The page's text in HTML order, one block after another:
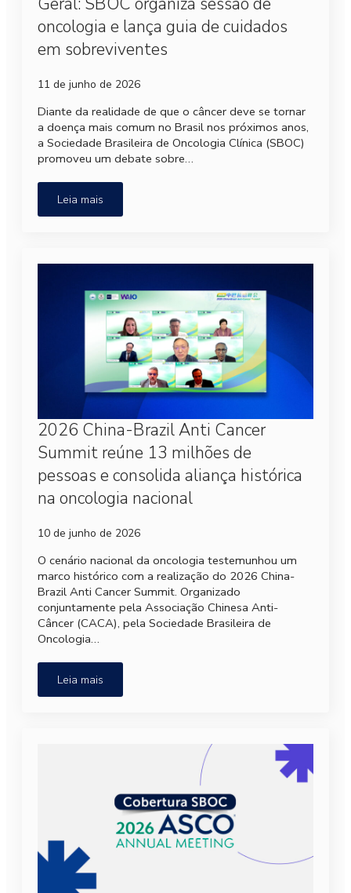
oncologia e lança guia de cuidados
em sobreviventes
11 de junho de 2026
Diante da realidade de que o câncer deve se tornar
a doença mais comum no Brasil nos próximos anos,
a Sociedade Brasileira de Oncologia Clínica (SBOC)
promoveu um debate sobre…
Leia mais
2026 China-Brazil Anti Cancer
Summit reúne 13 milhões de
pessoas e consolida aliança histórica
na oncologia nacional
10 de junho de 2026
O cenário nacional da oncologia testemunhou um
marco histórico com a realização do 2026 China-
Brazil Anti Cancer Summit. Organizado
conjuntamente pela Associação Chinesa Anti-
Câncer (CACA), pela Sociedade Brasileira de
Oncologia…
Leia mais